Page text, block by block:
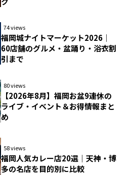
74 views
福岡城ナイトマーケット2026｜
60店舗のグルメ・盆踊り・浴衣割
引まで
80 views
【2026年8月】福岡お盆9連休の
ライブ・イベント＆お得情報まと
め
58 views
福岡人気カレー店20選｜天神・博
多の名店を目的別に比較